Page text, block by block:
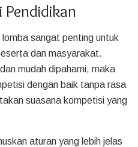
Pendidikan
sangat penting untuk
dan masyarakat.
mudah dipahami, maka
dengan baik tanpa rasa
suasana kompetisi yang
aturan yang lebih jelas